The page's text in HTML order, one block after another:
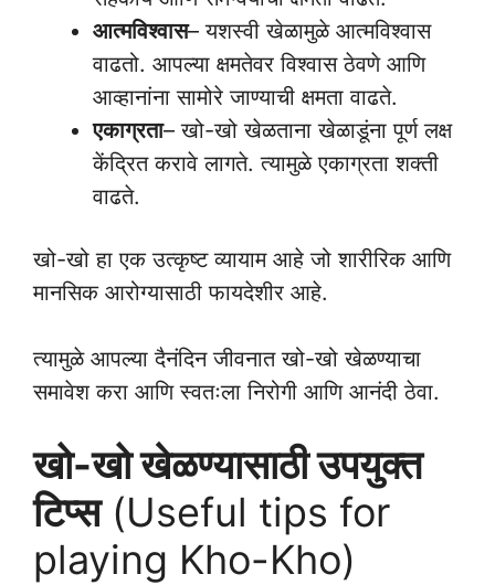
आत्मविश्वास– यशस्वी खेळामुळे आत्मविश्वास
वाढतो. आपल्या क्षमतेवर विश्वास ठेवणे आणि
आव्हानांना सामोरे जाण्याची क्षमता वाढते.
एकाग्रता– खो-खो खेळताना खेळाडूंना पूर्ण लक्ष
केंद्रित करावे लागते. त्यामुळे एकाग्रता शक्ती
वाढते.
खो-खो हा एक उत्कृष्ट व्यायाम आहे जो शारीरिक आणि
मानसिक आरोग्यासाठी फायदेशीर आहे.
त्यामुळे आपल्या दैनंदिन जीवनात खो-खो खेळण्याचा
समावेश करा आणि स्वतःला निरोगी आणि आनंदी ठेवा.
खो-खो खेळण्यासाठी उपयुक्त
टिप्स(Useful tips for
playing Kho-Kho)